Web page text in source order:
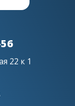
22 к 1